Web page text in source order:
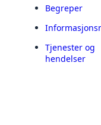
Begreper
Tjenester og
hendelser